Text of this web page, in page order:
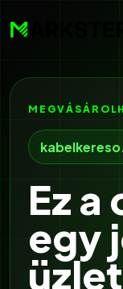
Ez a
egy